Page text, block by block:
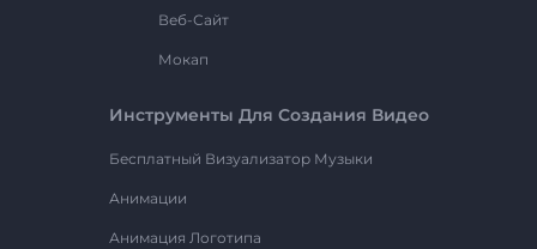
Веб-Сайт
Мокап
Инструменты Для Создания Видео
Бесплатный Визуализатор Музыки
Анимации
Анимация Логотипа